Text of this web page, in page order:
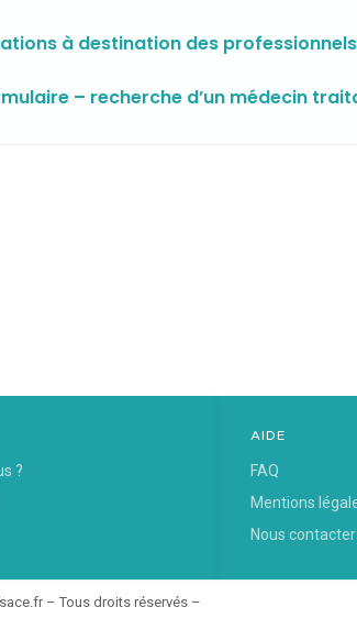
à destination des
– recherche d’un médecin
?
AIDE
FAQ
Mentions
Nous contacter
– Tous droits réservés –